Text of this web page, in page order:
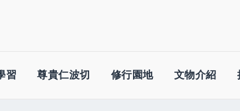
習 尊貴仁波切 修行園地 文物介紹